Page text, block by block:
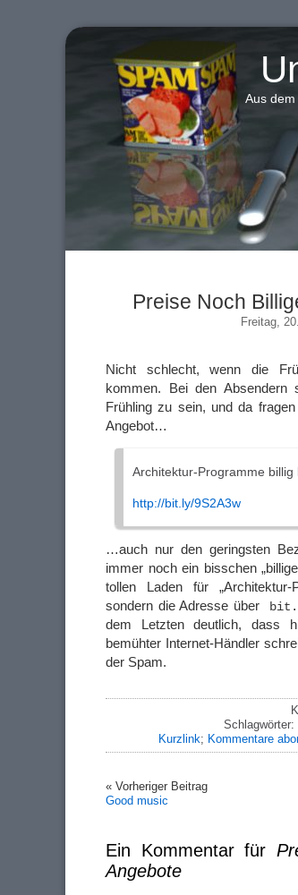
Aus
Preise Noch
Freitag,
Nicht schlecht, wenn die
kommen. Bei den
Frühling zu sein, und da
Angebot…
Architektur-Programme billig
http://bit.ly/9S2A3w
…auch nur den geringsten
immer noch ein bisschen
tollen Laden für „Architektur-
sondern die Adresse über
dem Letzten deutlich, dass
bemühter Internet-Händler
der Spam.
Schlagwörter:
Kurzlink; Kommentare
« Vorheriger Beitrag
Good music
Ein Kommentar für
Angebote